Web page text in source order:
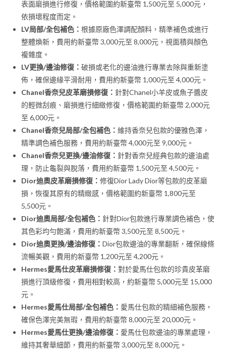
表面磨損進行修復，價格範圍約新臺幣 1,500元至 5,000元，
依損壞程度而定。
LV局部/全包補色：根據原廠色澤調配顏料，精準補色或進行
整體煥新，費用約新臺幣 3,000元至 8,000元，視面積與顏色
複雜度。
LV更換/邊油修復：破損或老化的邊油進行專業去除與重新塗
佈，確保邊緣平滑耐用，費用約新臺幣 1,000元至 4,000元。
Chanel香奈兒皮革磨損修復： 針對Chanel小羊皮或魚子醬皮
的輕微刮痕、磨損進行細緻修復，價格範圍約新臺幣 2,000元
至 6,000元。
Chanel香奈兒局部/全包補色：維持香奈兒包款的優雅色澤，
精準調色補色服務，費用約新臺幣 4,000元至 9,000元。
Chanel香奈兒更換/邊油修復： 針對香奈兒經典包款的邊油處
理，防止龜裂與脫落，費用約新臺幣 1,500元至 4,500元。
Dior迪奧皮革磨損修復：修復Dior Lady Dior等包款的皮革磨
損，恢復其原有的精緻感，價格範圍約新臺幣 1,800元至
5,500元。
Dior迪奧局部/全包補色： 針對Dior包款進行專業調色補色，使
其色彩均勻飽滿，費用約新臺幣 3,500元至 8,500元。
Dior迪奧更換/邊油修復：Dior包款邊油的專業翻新，確保線條
流暢美觀，費用約新臺幣 1,200元至 4,200元。
Hermes愛馬仕皮革磨損修復：對於愛馬仕包款的珍貴皮革磨
損進行頂級修復，費用相對較高，約新臺幣 5,000元至 15,000
元。
Hermes愛馬仕局部/全包補色： 愛馬仕包款的精細補色服務，
確保色澤完美無瑕，費用約新臺幣 8,000元至 20,000元。
Hermes愛馬仕更換/邊油修復： 愛馬仕包款邊油的專業處理，
維持其奢華細節，費用約新臺幣 3,000元至 8,000元。